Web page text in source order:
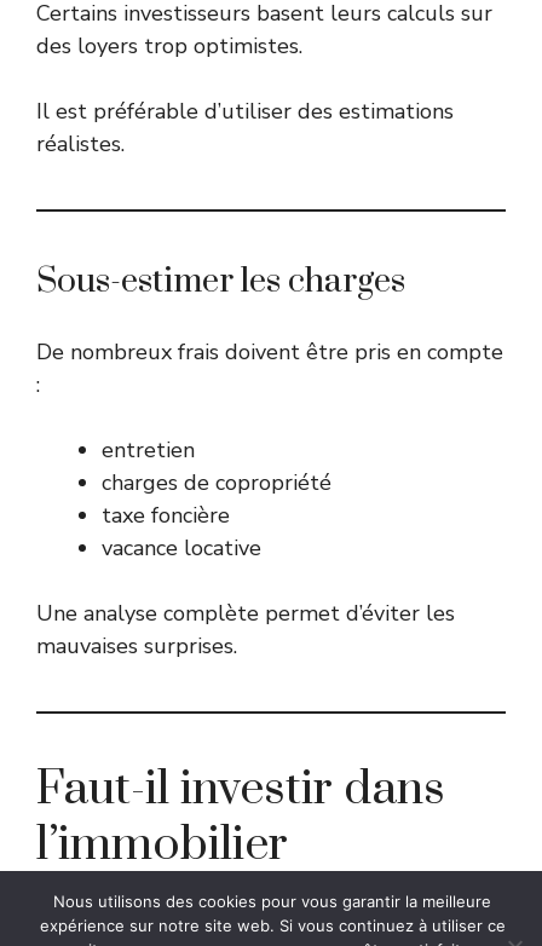
Certains investisseurs basent leurs calculs sur
des loyers trop optimistes.
Il est préférable d’utiliser des estimations
réalistes.
Sous-estimer les charges
De nombreux frais doivent être pris en compte
:
entretien
charges de copropriété
taxe foncière
vacance locative
Une analyse complète permet d’éviter les
mauvaises surprises.
Faut-il investir dans
l’immobilier
aujourd’hui ?
Nous utilisons des cookies pour vous garantir la meilleure
expérience sur notre site web. Si vous continuez à utiliser ce